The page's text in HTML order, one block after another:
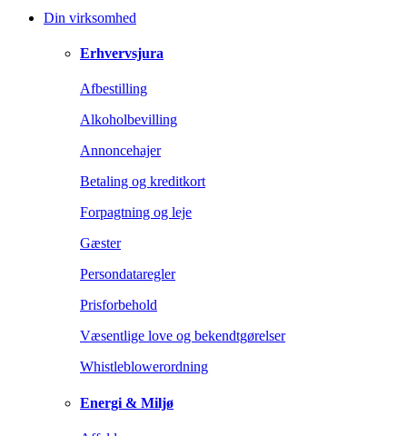
Din virksomhed
Erhvervsjura
Afbestilling
Alkoholbevilling
Annoncehajer
Betaling og kreditkort
Forpagtning og leje
Gæster
Persondataregler
Prisforbehold
Væsentlige love og bekendtgørelser
Whistleblowerordning
Energi & Miljø